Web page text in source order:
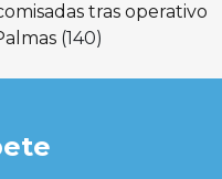
tras operativo
(140)